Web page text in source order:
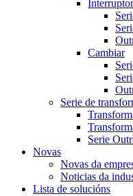
Interruptor
Cambiar
Serie de
Serie
Novas
Novas da
Noticias da
Lista de solucións